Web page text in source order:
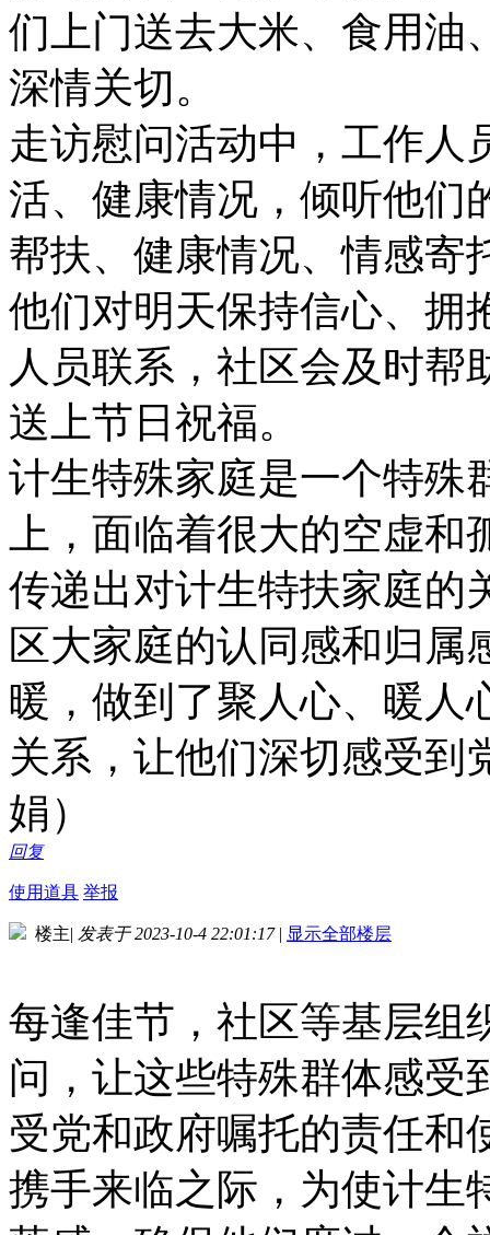
们上门送去大米、食用油
深情关切。
走访慰问活动中，工作人
活、健康情况，倾听他们
帮扶、健康情况、情感寄
他们对明天保持信心、拥
人员联系，社区会及时帮
送上节日祝福。
计生特殊家庭是一个特殊
上，面临着很大的空虚
传递出对计生特扶家庭的
区大家庭的认同感和归属
暖，做到了聚人心、暖人
关系，让他们深切感受到
娟）
回复
使用道具 举报
楼主| 发表于 2023-10-4 22:01:17 | 显示全部楼层
每逢佳节，社区等基层组
问，让这些特殊群体感受
受党和政府嘱托的责任和
携手来临之际，为使计生